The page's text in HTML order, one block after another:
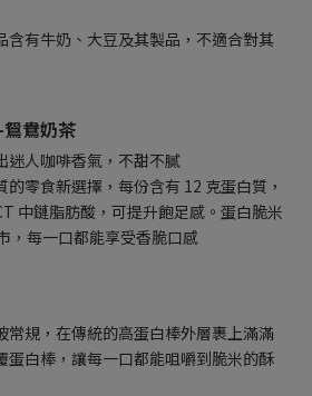
含有牛奶、大豆及其製品，不適合對其
鴦奶茶
迷人咖啡香氣，不甜不膩
零食新選擇，每份含有 12 克蛋白質，
中鏈脂肪酸，可提升飽足感。蛋白脆米
，每一口都能享受香脆口感
常規，在傳統的高蛋白棒外層裹上滿滿
蛋白棒，讓每一口都能咀嚼到脆米的酥